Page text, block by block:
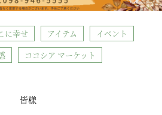
に幸せ アイテム
イベント
ココシア マーケット
皆様